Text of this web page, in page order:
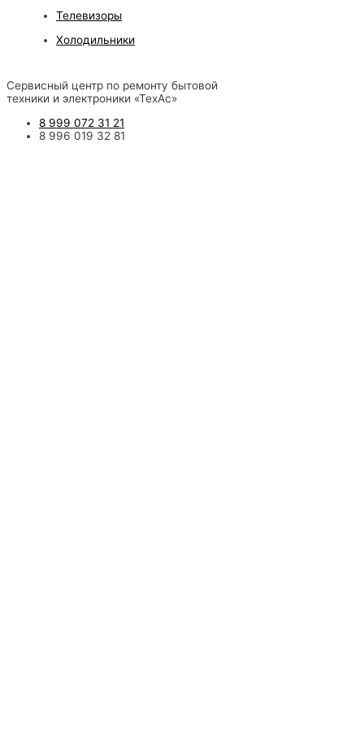
Телевизоры
Холодильники
Сервисный центр по ремонту бытовой
техники и электроники «ТехАс»
8 999 072 31 21
8 996 019 32 81